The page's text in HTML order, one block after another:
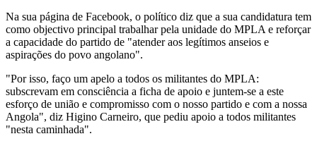
Na sua página de Facebook, o político diz que a sua candidatura tem
como objectivo principal trabalhar pela unidade do MPLA e reforçar
a capacidade do partido de "atender aos legítimos anseios e
aspirações do povo angolano".
"Por isso, faço um apelo a todos os militantes do MPLA:
subscrevam em consciência a ficha de apoio e juntem-se a este
esforço de união e compromisso com o nosso partido e com a nossa
Angola", diz Higino Carneiro, que pediu apoio a todos militantes
"nesta caminhada".